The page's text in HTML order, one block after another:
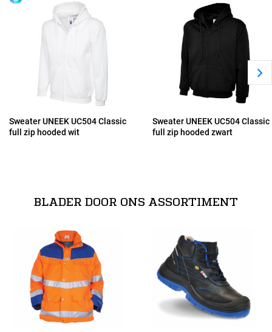
2XL
Sweater UNEEK UC504 Classic
full zip hooded wit
Sweater UNEEK UC504 Classic
full zip hooded zwart
BLADER DOOR ONS ASSORTIMENT